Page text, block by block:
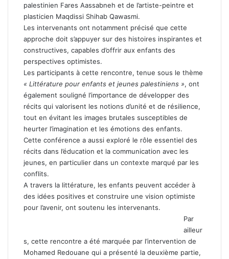
palestinien Fares Aassabneh et de l’artiste-peintre et
plasticien Maqdissi Shihab Qawasmi.
Les intervenants ont notamment précisé que cette
approche doit s’appuyer sur des histoires inspirantes et
constructives, capables d’offrir aux enfants des
perspectives optimistes.
Les participants à cette rencontre, tenue sous le thème
« Littérature pour enfants et jeunes palestiniens », ont
également souligné l’importance de développer des
récits qui valorisent les notions d’unité et de résilience,
tout en évitant les images brutales susceptibles de
heurter l’imagination et les émotions des enfants.
Cette conférence a aussi exploré le rôle essentiel des
récits dans l’éducation et la communication avec les
jeunes, en particulier dans un contexte marqué par les
conflits.
A travers la littérature, les enfants peuvent accéder à
des idées positives et construire une vision optimiste
pour l’avenir, ont soutenu les intervenants.
Par
ailleur
s, cette rencontre a été marquée par l’intervention de
Mohamed Redouane qui a présenté la deuxième partie,